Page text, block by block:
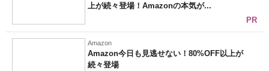
上が続々登場！Amazonの本気が...
PR
Amazon
Amazon今日も見逃せない！80%OFF以上が
続々登場